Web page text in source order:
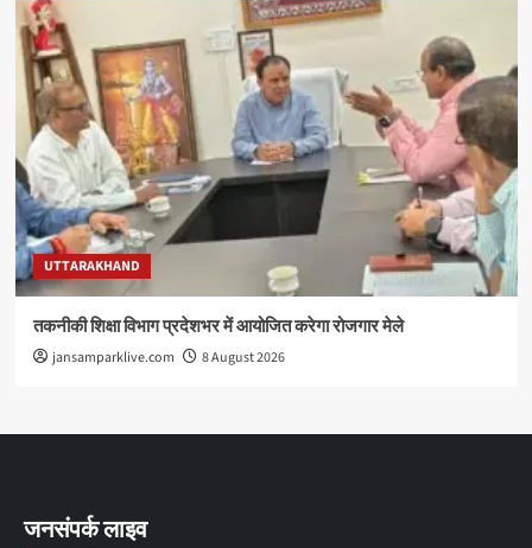
UTTARAKHAND
तकनीकी शिक्षा विभाग प्रदेशभर में आयोजित करेगा रोजगार मेले
jansamparklive.com 8 August 2026
जनसंपर्क लाइव